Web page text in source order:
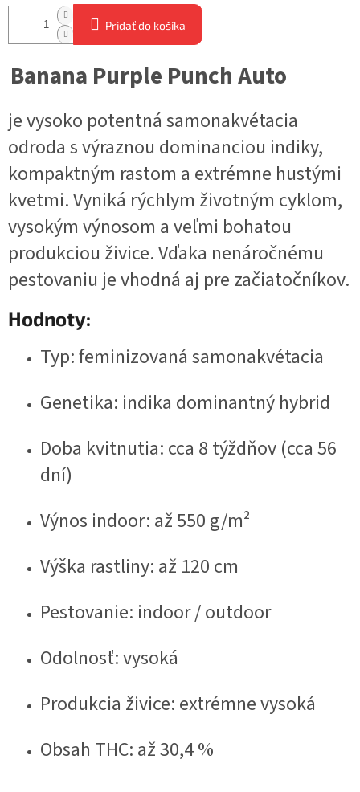
Pridať do košíka
Banana Purple Punch Auto
je vysoko potentná samonakvétacia
odroda s výraznou dominanciou indiky,
kompaktným rastom a extrémne hustými
kvetmi. Vyniká rýchlym životným cyklom,
vysokým výnosom a veľmi bohatou
produkciou živice. Vďaka nenáročnému
pestovaniu je vhodná aj pre začiatočníkov.
Hodnoty:
Typ: feminizovaná samonakvétacia
Genetika: indika dominantný hybrid
Doba kvitnutia: cca 8 týždňov (cca 56
dní)
Výnos indoor: až 550 g/m²
Výška rastliny: až 120 cm
Pestovanie: indoor / outdoor
Odolnosť: vysoká
Produkcia živice: extrémne vysoká
Obsah THC: až 30,4 %